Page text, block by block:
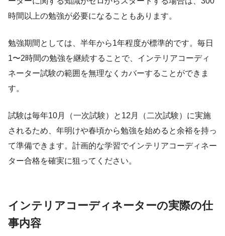
時間以上の勉強が必要になることもあります。
勉強期間としては、半年から1年程度が標準的です。毎日
1〜2時間の勉強を継続することで、インテリアコーディ
ネーター試験の範囲を無理なくカバーすることができま
す。
試験は毎年10月（一次試験）と12月（二次試験）に実施
されるため、年明けや春頃から勉強を始めると余裕を持っ
て準備できます。計画的な学習でインテリアコーディネー
ター合格を確実に狙ってください。
インテリアコーディネーターの実際の仕
事内容